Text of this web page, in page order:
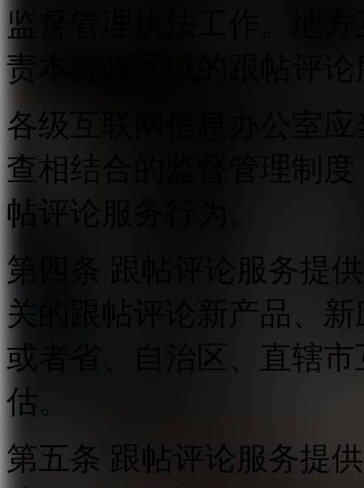
监督管理执法工作。地
责本行政区域的跟帖评
各级互联网信息办公室
查相结合的监督管理制
帖评论服务行为。
第四条 跟帖评论服务提
关的跟帖评论新产品、
或者省、自治区、直辖
估。
第五条 跟帖评论服务提